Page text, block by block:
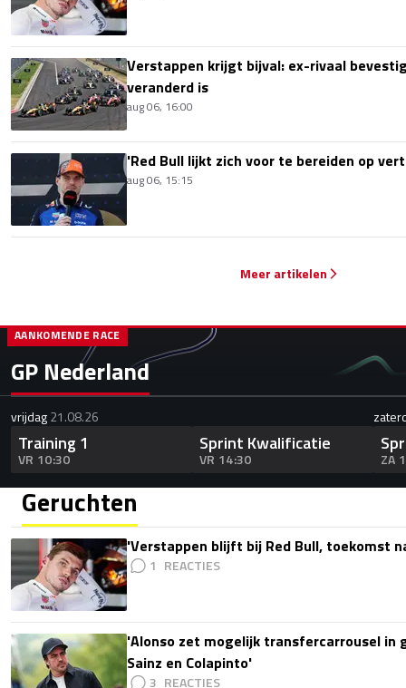
Verstappen krijgt bijval: ex-rivaal
veranderd is
aug 06, 16:00
'Red Bull lijkt zich voor te bereiden op
aug 06, 15:15
Meer artikelen
GP Nederland
AANKOMENDE RACE
vrijdag21.08.26
Training 1
VR 10:30
Sprint Kwalificatie
VR 14:30 ZA
Geruchten
'Verstappen blijft bij Red Bull, toekomst
1
'Alonso zet mogelijk transfercarrousel in
Sainz en Colapinto'
3